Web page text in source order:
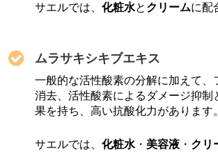
サエルでは、 化粧水と クリームに配
ムラサキシキブエキス
一般的な活性酸素の分解に加えて、
消去、活性酸素によるダメージ抑制
果を持ち、高い抗酸化力があります。
サエルでは、 化粧水 ・ 美容液 ・ クリ